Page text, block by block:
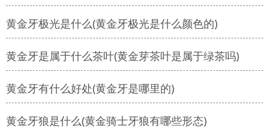
黄金牙极光是什么(黄金牙极光是什么颜色的)
黄金牙是属于什么茶叶(黄金芽茶叶是属于绿茶吗)
黄金牙有什么好处(黄金牙是哪里的)
黄金牙狼是什么(黄金骑士牙狼有哪些形态)